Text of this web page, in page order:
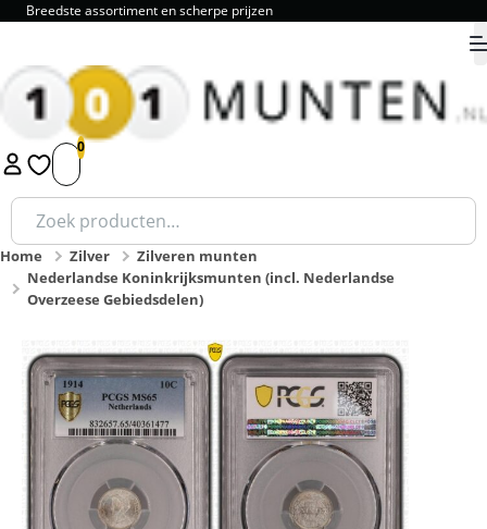
Breedste assortiment en scherpe prijzen
1 2 3 4 5 9.8
Zoeken
naar:
Home Zilver
Zilveren munten
Nederlandse Koninkrijksmunten (incl. Nederlandse
Overzeese Gebiedsdelen)